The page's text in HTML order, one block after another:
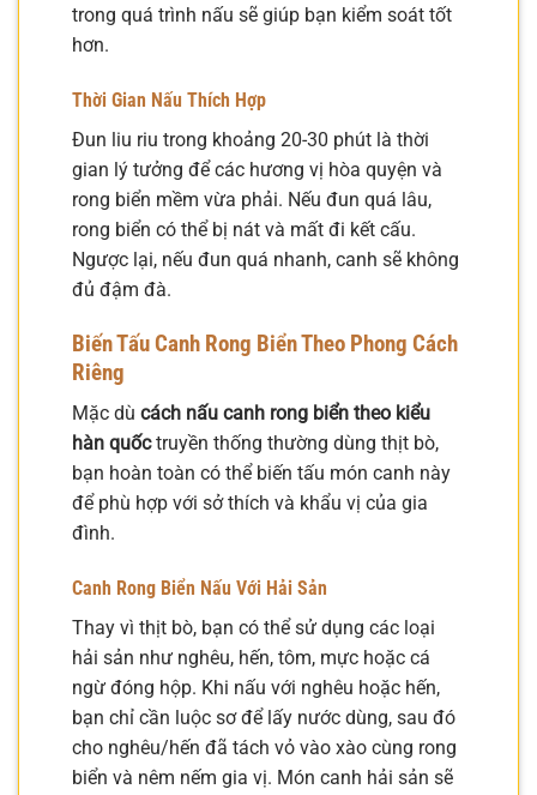
trong quá trình nấu sẽ giúp bạn kiểm soát tốt
hơn.
Thời Gian Nấu Thích Hợp
Đun liu riu trong khoảng 20-30 phút là thời
gian lý tưởng để các hương vị hòa quyện và
rong biển mềm vừa phải. Nếu đun quá lâu,
rong biển có thể bị nát và mất đi kết cấu.
Ngược lại, nếu đun quá nhanh, canh sẽ không
đủ đậm đà.
Biến Tấu Canh Rong Biển Theo Phong Cách
Riêng
Mặc dù cách nấu canh rong biển theo kiểu
hàn quốctruyền thống thường dùng thịt bò,
bạn hoàn toàn có thể biến tấu món canh này
để phù hợp với sở thích và khẩu vị của gia
đình.
Canh Rong Biển Nấu Với Hải Sản
Thay vì thịt bò, bạn có thể sử dụng các loại
hải sản như nghêu, hến, tôm, mực hoặc cá
ngừ đóng hộp. Khi nấu với nghêu hoặc hến,
bạn chỉ cần luộc sơ để lấy nước dùng, sau đó
cho nghêu/hến đã tách vỏ vào xào cùng rong
biển và nêm nếm gia vị. Món canh hải sản sẽ